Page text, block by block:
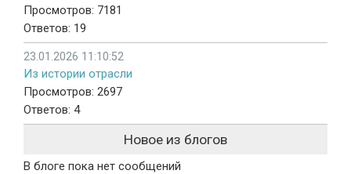
Просмотров: 7181
Ответов: 19
23.01.2026 11:10:52
Из истории отрасли
Просмотров: 2697
Ответов: 4
Новое из блогов
В блоге пока нет сообщений